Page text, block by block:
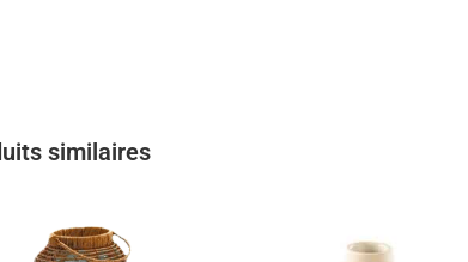
similaires